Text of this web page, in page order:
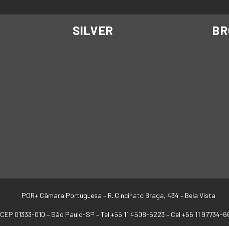
SILVER
POR+ Câmara Portuguesa – R. Cincinato Braga, 434 – Bela Vista
CEP 01333-010 – São Paulo-SP –Tel +55 11 4508-5223 – Cel +55 11 97734-